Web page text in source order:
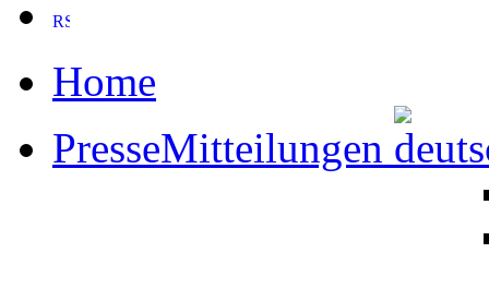
Home
PresseMitteilungen